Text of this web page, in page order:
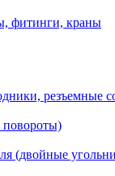
фитинги, краны
резъемные
повороты)
(двойные